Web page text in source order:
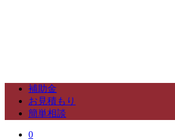
補助金
お見積もり
簡単相談
0